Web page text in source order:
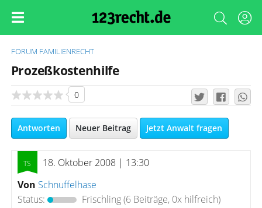
FORUM FAMILIENRECHT
Prozeßkostenhilfe
0
Antworten Neuer Beitrag Jetzt Anwalt fragen
18. Oktober 2008 | 13:30
Von Schnuffelhase
Status:
Frischling(6 Beiträge, 0x hilfreich)